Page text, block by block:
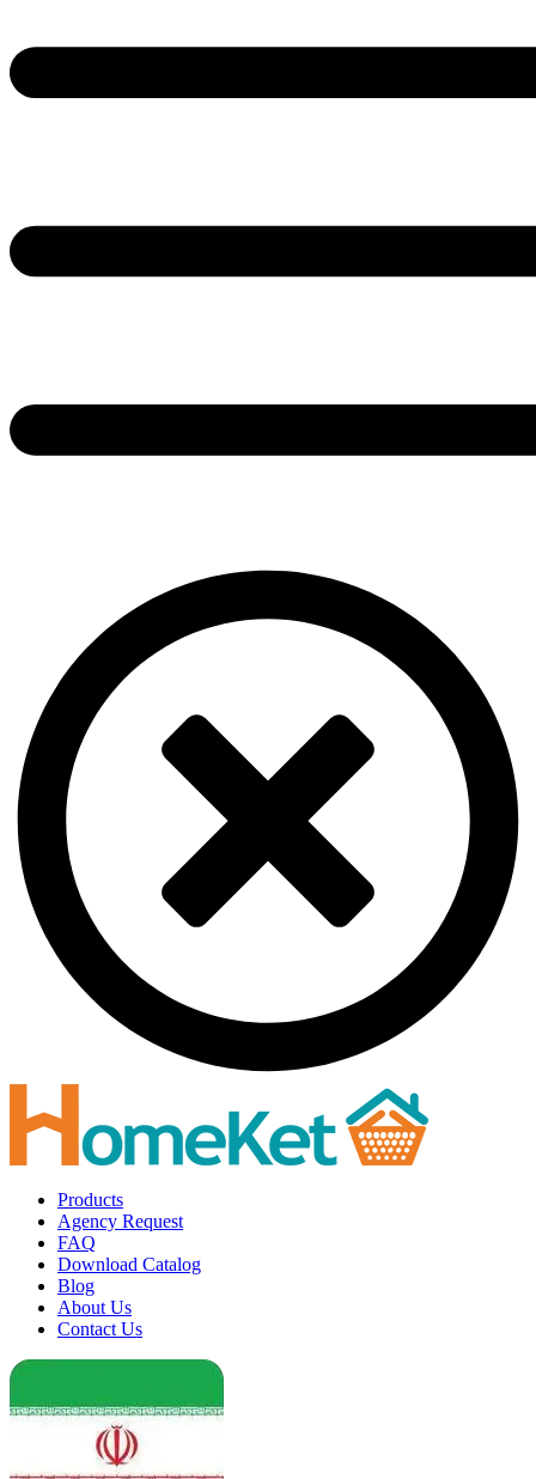
Products
Agency Request
FAQ
Download Catalog
Blog
About Us
Contact Us